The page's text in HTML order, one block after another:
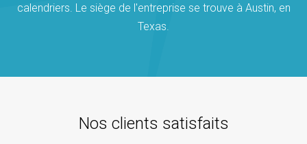
calendriers. Le siège de l'entreprise se trouve à Austin, en
Texas.
Nos clients satisfaits